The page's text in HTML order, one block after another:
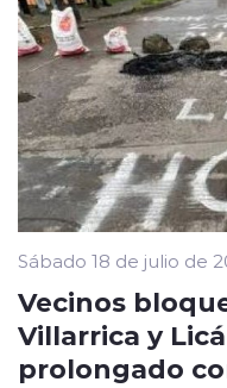
Sábado 18 de julio de
Vecinos
Villarrica y
prolongado